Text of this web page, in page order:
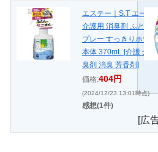
エステー｜S.T エール
介護用 消臭剤 ふとん
プレー すっきりホワ
本体 370mL [介護 介護
臭剤 消臭 芳香剤]
価格:404円
(2024/12/23 13:01時点)
感想(1件)
[広